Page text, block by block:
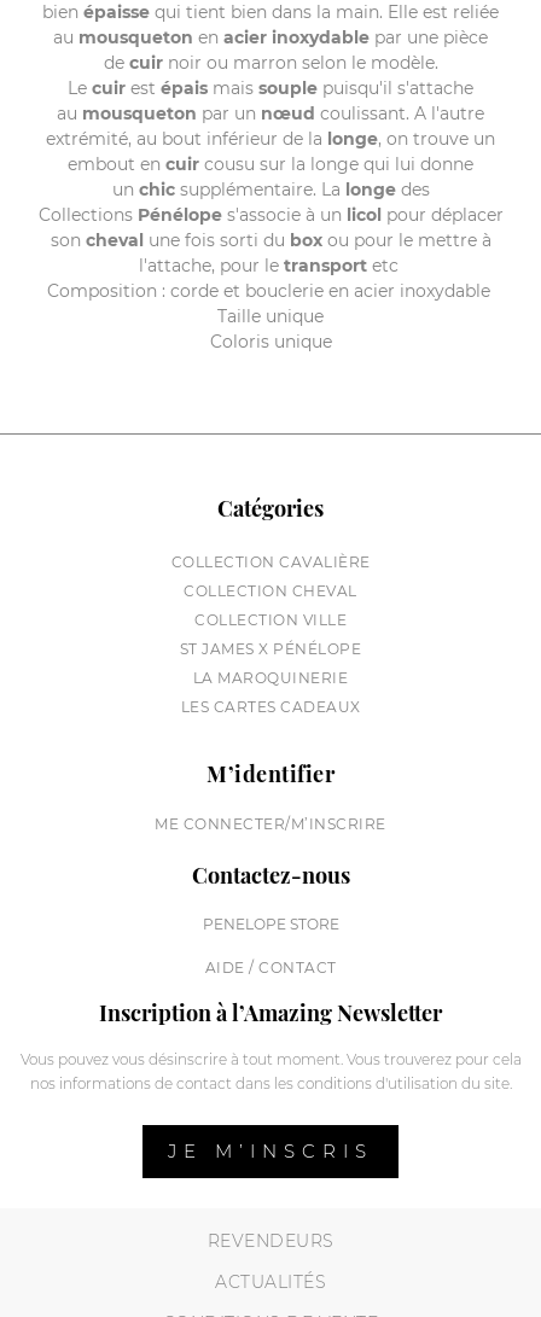
bien épaisse qui tient bien dans la main. Elle est reliée
au mousqueton en acier inoxydable par une pièce
de cuirnoir ou marron selon le modèle.
Le cuir est épais mais souple puisqu'il s'attache
au mousqueton par un nœud coulissant. A l'autre
extrémité, au bout inférieur de la longe, on trouve un
embout en cuir cousu sur la longe qui lui donne
un chicsupplémentaire. La longedes
Collections Pénélopes'associe à un licol pour déplacer
son cheval une fois sorti du boxou pour le mettre à
l'attache, pour le transportetc
Composition : corde et bouclerie en acier inoxydable
Taille unique
Coloris unique
Catégories
COLLECTION CAVALIÈRE
COLLECTION CHEVAL
COLLECTION VILLE
ST JAMES X PÉNÉLOPE
LA MAROQUINERIE
LES CARTES CADEAUX
M’identifier
ME CONNECTER/M’INSCRIRE
Contactez-nous
PENELOPE STORE
AIDE / CONTACT
Inscription à l’Amazing Newsletter
Vous pouvez vous désinscrire à tout moment. Vous trouverez pour cela
nos informations de contact dans les conditions d'utilisation du site.
JE M’INSCRIS
REVENDEURS
ACTUALITÉS